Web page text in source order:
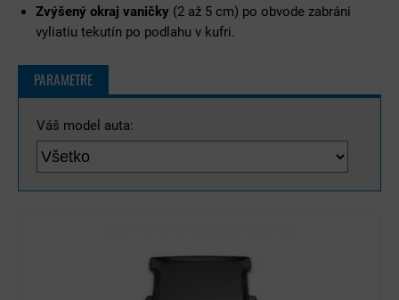
Zvýšený okraj vaničky (2 až 5 cm) po obvode zabráni
vyliatiu tekutín po podlahu v kufri.
PARAMETRE
Váš model auta: